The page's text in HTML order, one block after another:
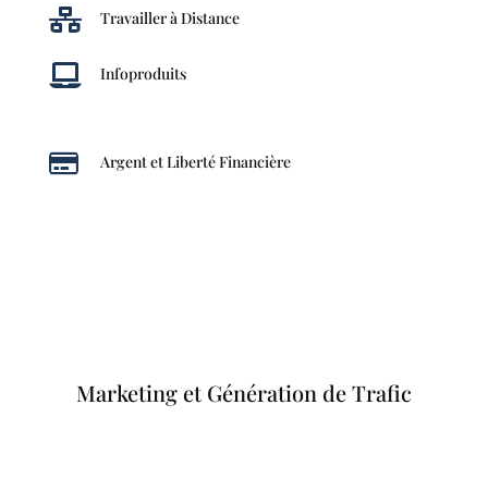
 Travailler à Distance
 Infoproduits
 Argent et Liberté Financière
Marketing et Génération de Trafic